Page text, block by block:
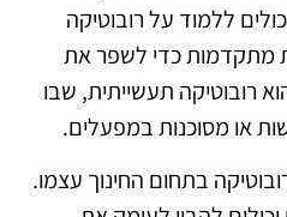
ללמוד על רובוטיקה
מתקדמות כדי לשפר את
רובוטיקה תעשייתית, שבו
או מסוכנות במפעלים.
בתחום החינוך עצמו.